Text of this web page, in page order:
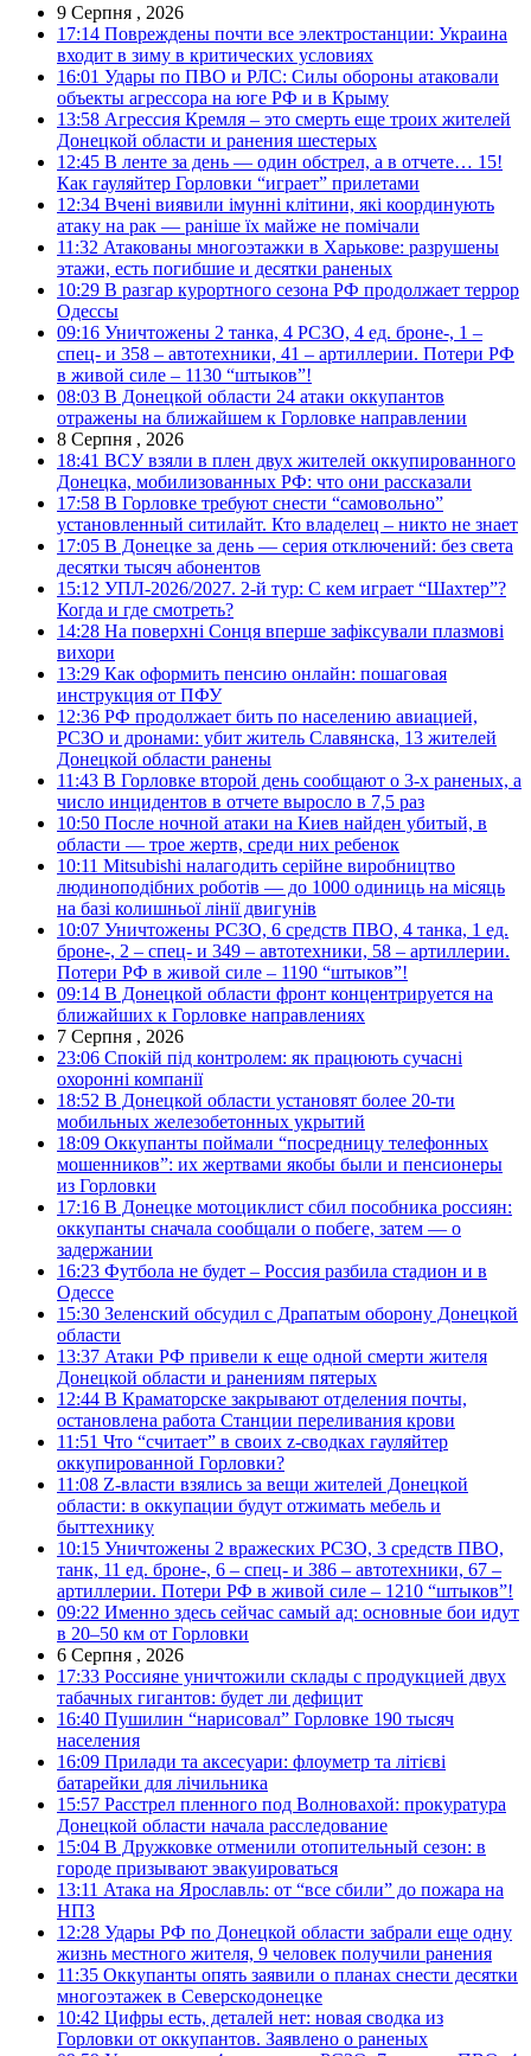
9 Серпня , 2026
17:14 Повреждены почти все электростанции: Украина
входит в зиму в критических условиях
16:01 Удары по ПВО и РЛС: Силы обороны атаковали
объекты агрессора на юге РФ и в Крыму
13:58 Агрессия Кремля – это смерть еще троих жителей
Донецкой области и ранения шестерых
12:45 В ленте за день — один обстрел, а в отчете… 15!
Как гауляйтер Горловки “играет” прилетами
12:34 Вчені виявили імунні клітини, які координують
атаку на рак — раніше їх майже не помічали
11:32 Атакованы многоэтажки в Харькове: разрушены
этажи, есть погибшие и десятки раненых
10:29 В разгар курортного сезона РФ продолжает террор
Одессы
09:16 Уничтожены 2 танка, 4 РСЗО, 4 ед. броне-, 1 –
спец- и 358 – автотехники, 41 – артиллерии. Потери РФ
в живой силе – 1130 “штыков”!
08:03 В Донецкой области 24 атаки оккупантов
отражены на ближайшем к Горловке направлении
8 Серпня , 2026
18:41 ВСУ взяли в плен двух жителей оккупированного
Донецка, мобилизованных РФ: что они рассказали
17:58 В Горловке требуют снести “самовольно”
установленный ситилайт. Кто владелец – никто не знает
17:05 В Донецке за день — серия отключений: без света
десятки тысяч абонентов
15:12 УПЛ-2026/2027. 2-й тур: С кем играет “Шахтер”?
Когда и где смотреть?
14:28 На поверхні Сонця вперше зафіксували плазмові
вихори
13:29 Как оформить пенсию онлайн: пошаговая
инструкция от ПФУ
12:36 РФ продолжает бить по населению авиацией,
РСЗО и дронами: убит житель Славянска, 13 жителей
Донецкой области ранены
11:43 В Горловке второй день сообщают о 3-х раненых, а
число инцидентов в отчете выросло в 7,5 раз
10:50 После ночной атаки на Киев найден убитый, в
области — трое жертв, среди них ребенок
10:11 Mitsubishi налагодить серійне виробництво
людиноподібних роботів — до 1000 одиниць на місяць
на базі колишньої лінії двигунів
10:07 Уничтожены РСЗО, 6 средств ПВО, 4 танка, 1 ед.
броне-, 2 – спец- и 349 – автотехники, 58 – артиллерии.
Потери РФ в живой силе – 1190 “штыков”!
09:14 В Донецкой области фронт концентрируется на
ближайших к Горловке направлениях
7 Серпня , 2026
23:06 Спокій під контролем: як працюють сучасні
охоронні компанії
18:52 В Донецкой области установят более 20-ти
мобильных железобетонных укрытий
18:09 Оккупанты поймали “посредницу телефонных
мошенников”: их жертвами якобы были и пенсионеры
из Горловки
17:16 В Донецке мотоциклист сбил пособника россиян:
оккупанты сначала сообщали о побеге, затем — о
задержании
16:23 Футбола не будет – Россия разбила стадион и в
Одессе
15:30 Зеленский обсудил с Драпатым оборону Донецкой
области
13:37 Атаки РФ привели к еще одной смерти жителя
Донецкой области и ранениям пятерых
12:44 В Краматорске закрывают отделения почты,
остановлена работа Станции переливания крови
11:51 Что “считает” в своих z-сводках гауляйтер
оккупированной Горловки?
11:08 Z-власти взялись за вещи жителей Донецкой
области: в оккупации будут отжимать мебель и
быттехнику
10:15 Уничтожены 2 вражеских РСЗО, 3 средств ПВО,
танк, 11 ед. броне-, 6 – спец- и 386 – автотехники, 67 –
артиллерии. Потери РФ в живой силе – 1210 “штыков”!
09:22 Именно здесь сейчас самый ад: основные бои идут
в 20–50 км от Горловки
6 Серпня , 2026
17:33 Россияне уничтожили склады с продукцией двух
табачных гигантов: будет ли дефицит
16:40 Пушилин “нарисовал” Горловке 190 тысяч
населения
16:09 Прилади та аксесуари: флоуметр та літієві
батарейки для лічильника
15:57 Расстрел пленного под Волновахой: прокуратура
Донецкой области начала расследование
15:04 В Дружковке отменили отопительный сезон: в
городе призывают эвакуироваться
13:11 Атака на Ярославль: от “все сбили” до пожара на
НПЗ
12:28 Удары РФ по Донецкой области забрали еще одну
жизнь местного жителя, 9 человек получили ранения
11:35 Оккупанты опять заявили о планах снести десятки
многоэтажек в Северскодонецке
10:42 Цифры есть, деталей нет: новая сводка из
Горловки от оккупантов. Заявлено о раненых